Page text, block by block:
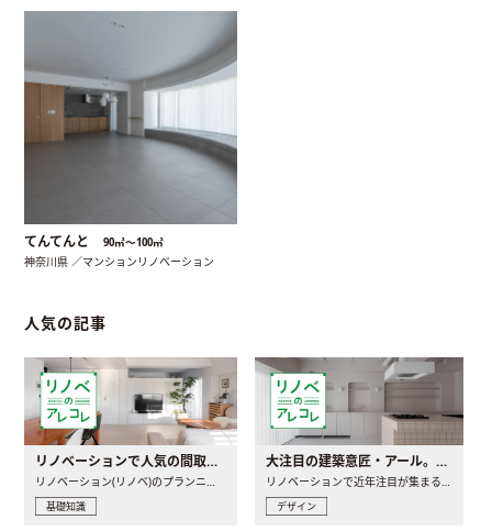
てんてんと 90㎡〜100㎡
神奈川県 ／マンションリノベーション
人気の記事
リノベーションで人気の間取りとは？トレンドの間取りと実例を徹底解説
基礎知識
大注目の建築意匠・アール。人気の理由と空間に取り入れるポイント
デザイン